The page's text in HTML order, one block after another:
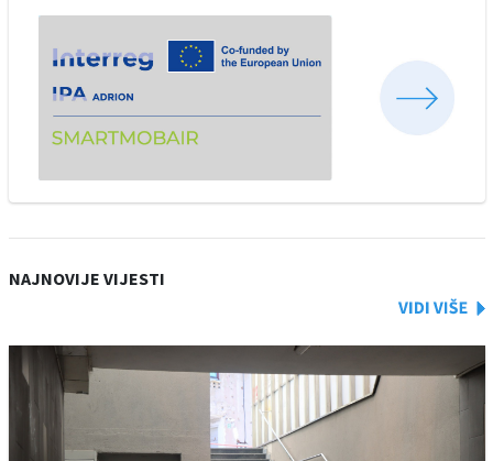
NAJNOVIJE VIJESTI